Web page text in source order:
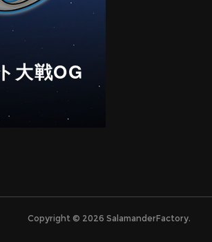
大戦OG
Copyright © 2026 SalamanderFactory.